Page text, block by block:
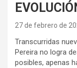
27 de febrero de
Transcurridas
Pereira no logra
posibles, apenas